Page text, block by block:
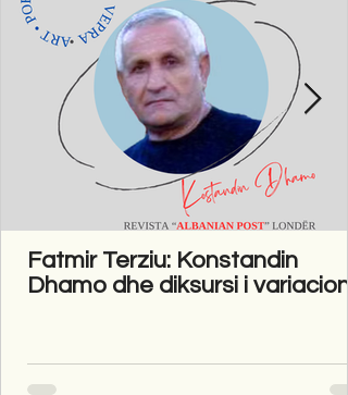
Fatmir Terziu: Konstandin
Dhamo dhe diksursi i